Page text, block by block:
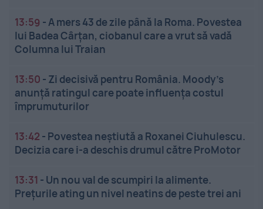
13:59 -A mers 43 de zile până la Roma. Povestea
lui Badea Cârțan, ciobanul care a vrut să vadă
Columna lui Traian
13:50 - Zi decisivă pentru România. Moody’s
anunță ratingul care poate influența costul
împrumuturilor
13:42 - Povestea neștiută a Roxanei Ciuhulescu.
Decizia care i-a deschis drumul către ProMotor
13:31 - Un nou val de scumpiri la alimente.
Prețurile ating un nivel neatins de peste trei ani